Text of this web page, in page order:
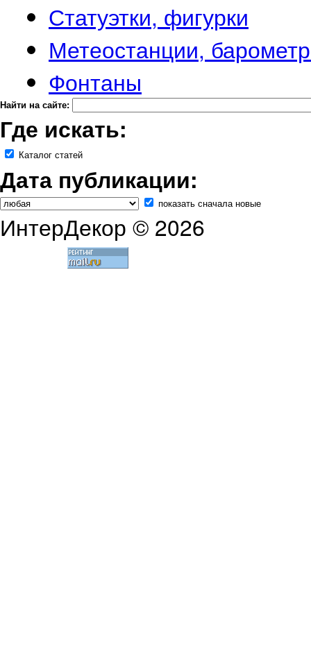
Статуэтки, фигурки
Метеостанции,
Фонтаны
Найти на сайте:
Где искать:
Каталог статей
Дата публикации:
показать сначала новые
ИнтерДекор © 2026